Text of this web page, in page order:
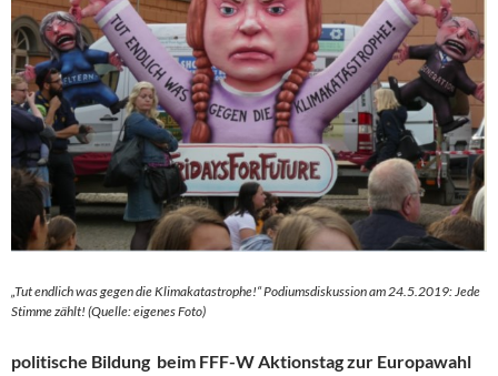
„Tut endlich was gegen die Klimakatastrophe!“ Podiumsdiskussion am 24.5.2019: Jede
Stimme zählt! (Quelle: eigenes Foto)
politische Bildung beim FFF-W Aktionstag zur Europawahl